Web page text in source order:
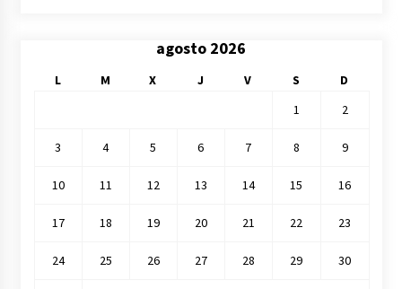
agosto 2026
L M X J V S
D
1
2
3 4 5 6 7 8 9
10 11 12 13 14 15 16
17 18 19 20 21 22 23
24 25 26 27 28 29 30